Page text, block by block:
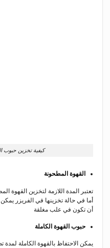
كيفية تخزين حبوب
القهوة المطحونة
تعتبر المدة اللازمة لتخزين القهوة
أما في حالة تخزينها في الفريزر
أن تكون في علب مغلقة
حبوب القهوة الكاملة
يمكن الاحتفاظ بالقهوة الكاملة